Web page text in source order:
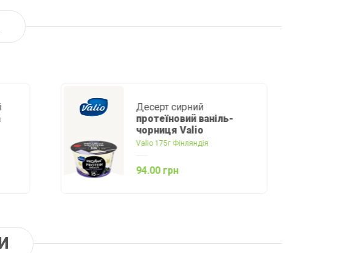
Молоко2,5 %
Волошкове поле 1000 г Україна
78.00 грн